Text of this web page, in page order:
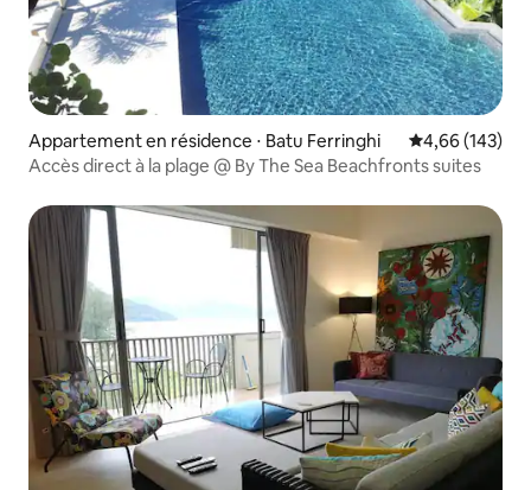
Appartement en résidence ⋅ Batu Ferringhi Évaluation
4,66 (143)
Accès direct à la plage @ By The Sea Beachfronts suites